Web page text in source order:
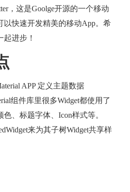
，这是Goolge开源的一个移动
以快速开发精美的移动App。希
进步！
APP 定义主题数据
组件库里很多Widget都使用了
、标题字体、Icon样式等。
来为其子树Widget共享样